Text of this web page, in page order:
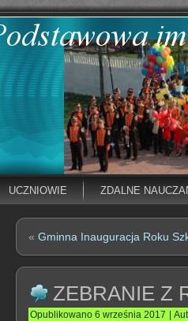
UCZNIOWIE ZDALNE
« Gminna Inauguracja Roku
ZEBRANIE Z
Opublikowano 6 września 2017